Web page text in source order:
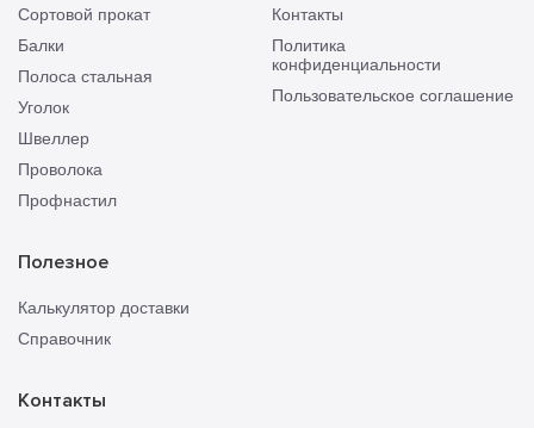
Сортовой прокат
Балки
Полоса стальная
Уголок
Швеллер
Проволока
Профнастил
Контакты
Политика
конфиденциальности
Пользовательское соглашение
Полезное
Калькулятор доставки
Справочник
Контакты